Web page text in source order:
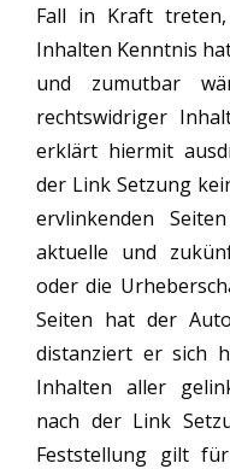
Fall in Kraft
Inhalten Kenntnis
und zumutbar
rechtswidriger
erklärt hiermit
der Link Setzung
ervlinkenden
aktuelle und
oder die
Seiten hat der
distanziert er sich
Inhalten aller
nach der Link
Feststellung gilt